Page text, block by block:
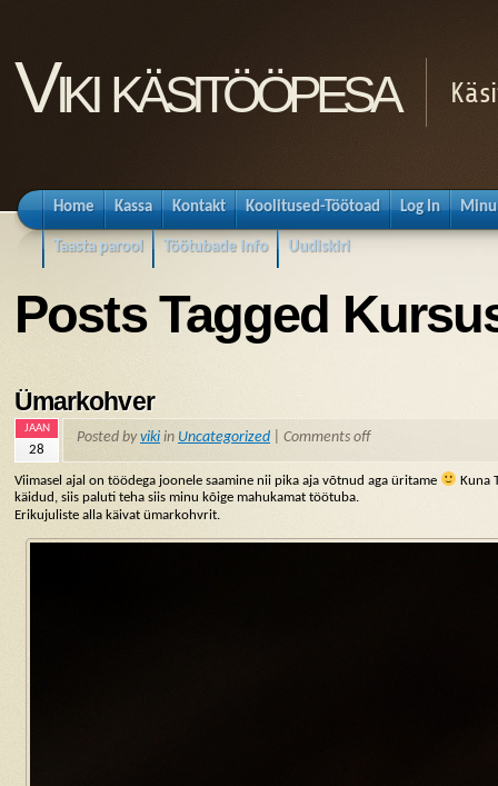
Viki käsitööpesa
Home Kassa Kontakt Koolitused-Töötoad Log In
Taasta parool Töötubade info Uudiskiri
Posts Tagged
Ümarkohver
JAAN
28
Posted byviki in Uncategorized Comments off
Viimasel ajal on töödega joonele saamine nii pika aja võtnud aga üritame
Kuna
käidud, siis paluti teha siis minu kõige mahukamat töötuba.
Erikujuliste alla käivat ümarkohvrit.